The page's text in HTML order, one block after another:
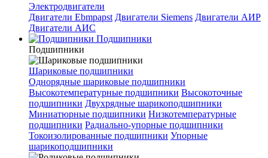
Электродвигатели
Двигатели Ebmpapst Двигатели Siemens Двигатели АИР
Двигатели АИС
Подшипники
Подшипники
Шариковые подшипники
Однорядные шариковые подшипники
Высокотемпературные подшипники Высокоточные
подшипники Двухрядные шарикоподшипники
Миниатюрные подшипники Низкотемпературные
подшипники Радиально-упорные подшипники
Токоизолированные подшипники Упорные
шарикоподшипники